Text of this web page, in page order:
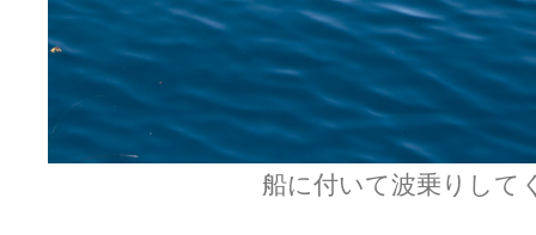
船に付いて波乗りして